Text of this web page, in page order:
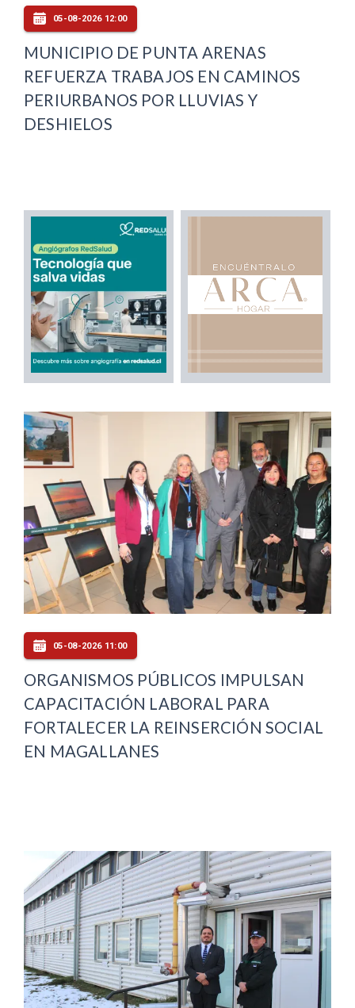
05-08-2026 12:00
MUNICIPIO DE PUNTA ARENAS
REFUERZA TRABAJOS EN CAMINOS
PERIURBANOS POR LLUVIAS Y
DESHIELOS
05-08-2026 11:00
ORGANISMOS PÚBLICOS IMPULSAN
CAPACITACIÓN LABORAL PARA
FORTALECER LA REINSERCIÓN SOCIAL
EN MAGALLANES